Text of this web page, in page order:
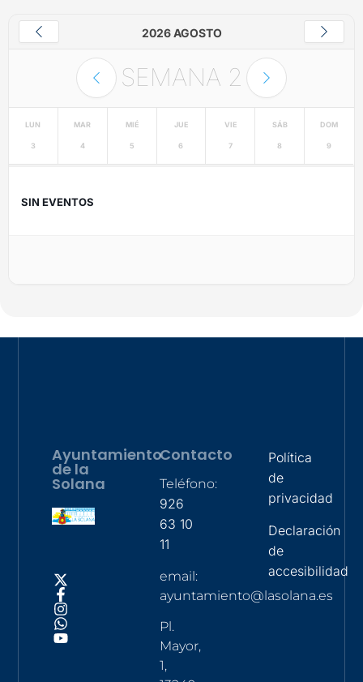
2026 AGOSTO
SEMANA 2
LUN
3
MAR
4
MIÉ
5
JUE
6
VIE
7
SÁB
8
DOM
9
SIN EVENTOS
Ayuntamiento
de la
Solana
Contacto
Teléfono:
926
63 10
11
email:
ayuntamiento@lasolana.es
Pl.
Mayor,
1,
Política
de
privacidad
Declaración
de
accesibilidad